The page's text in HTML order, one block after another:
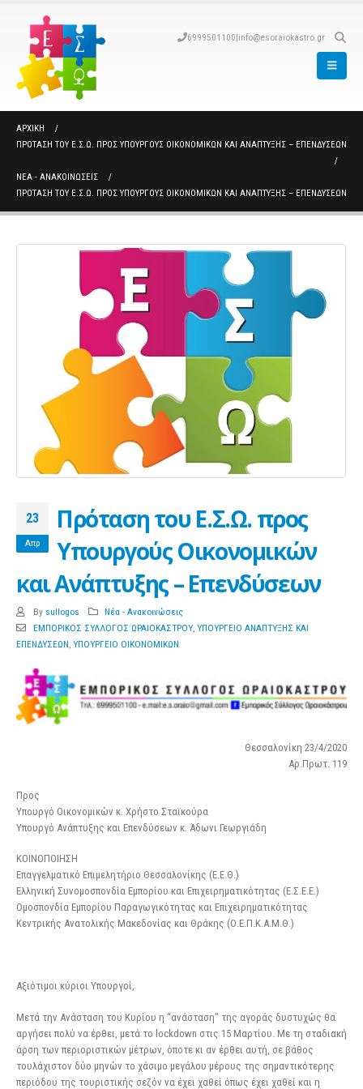
6999501100|info@esoraiokastro.gr
ΑΡΧΙΚΉ
ΠΡΌΤΑΣΗ ΤΟΥ Ε.Σ.Ω. ΠΡΟΣ ΥΠΟΥΡΓΟΎΣ ΟΙΚΟΝΟΜΙΚΏΝ ΚΑΙ ΑΝΆΠΤΥΞΗΣ – ΕΠΕΝΔΎΣΕΩΝ
ΝΈΑ - ΑΝΑΚΟΙΝΏΣΕΙΣ
ΠΡΌΤΑΣΗ ΤΟΥ Ε.Σ.Ω. ΠΡΟΣ ΥΠΟΥΡΓΟΎΣ ΟΙΚΟΝΟΜΙΚΏΝ ΚΑΙ ΑΝΆΠΤΥΞΗΣ – ΕΠΕΝΔΎΣΕΩΝ
23
Απρ
Πρόταση του Ε.Σ.Ω. προς
Υπουργούς Οικονομικών
και Ανάπτυξης – Επενδύσεων
By sullogos
Νέα - Ανακοινώσεις
ΕΜΠΟΡΙΚΟΣ ΣΥΛΛΟΓΟΣ ΩΡΑΙΟΚΑΣΤΡΟΥ, ΥΠΟΥΡΓΕΙΟ ΑΝΑΠΤΥΞΗΣ ΚΑΙ
ΕΠΕΝΔΥΣΕΩΝ, ΥΠΟΥΡΓΕΙΟ ΟΙΚΟΝΟΜΙΚΩΝ
Θεσσαλονίκη 23/4/2020
Αρ.Πρωτ. 119
Προς
Υπουργό Οικονομικών κ. Χρήστο Σταϊκούρα
Υπουργό Ανάπτυξης και Επενδύσεων κ. Άδωνι Γεωργιάδη
ΚΟΙΝΟΠΟΙΗΣΗ
Επαγγελματικό Επιμελητήριο Θεσσαλονίκης (Ε.Ε.Θ.)
Ελληνική Συνομοσπονδία Εμπορίου και Επιχειρηματικότητας (Ε.Σ.Ε.Ε.)
Ομοσπονδία Εμπορίου Παραγωγικότητας και Επιχειρηματικότητας
Κεντρικής Ανατολικής Μακεδονίας και Θράκης (Ο.Ε.Π.Κ.Α.Μ.Θ.)
Αξιότιμοι κύριοι Υπουργοί,
Μετά την Ανάσταση του Κυρίου η “ανάσταση” της αγοράς δυστυχώς θα
αργήσει πολύ να έρθει, μετά το lockdown στις 15 Μαρτίου. Με τη σταδιακή
άρση των περιοριστικών μέτρων, όποτε κι αν έρθει αυτή, σε βάθος
τουλάχιστον δύο μηνών το χάσιμο μεγάλου μέρους της σημαντικότερης
περιόδου της τουριστικής σεζόν να έχει χαθεί όπως έχει χαθεί και η